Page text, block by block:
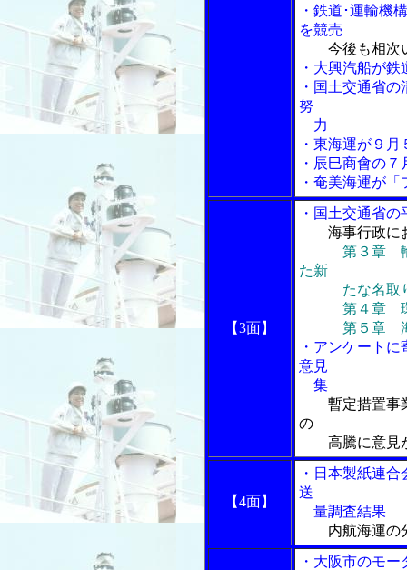
・鉄道･運輸機
を競売
今後も相次
・大興汽船が
・国土交通省
努
力
・東海運が９
・辰巳商會の
・奄美海運が
【3面】
・国土交通省
海事行政に
第３章
た新
たな名取
第４章 環境
第５章 海
・アンケート
意見
集
暫定措置事
の
高騰に意見
【4面】
・日本製紙連
送
量調査結果
内航海運の
・大阪市のモ